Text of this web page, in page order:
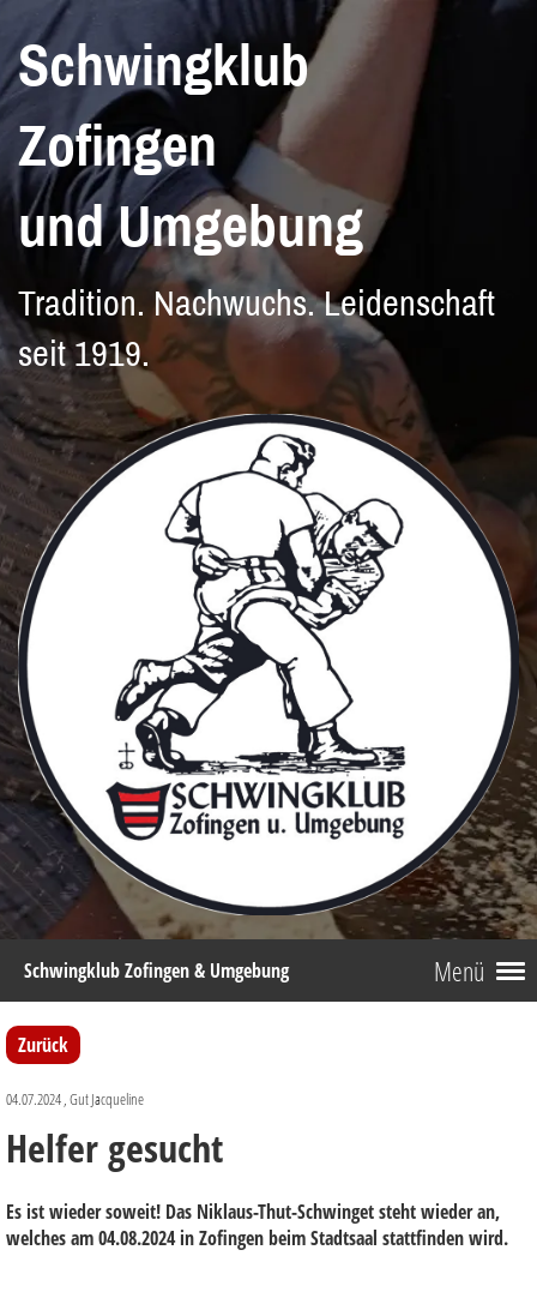
Schwingklub
Zofingen
und Umgebung
Tradition. Nachwuchs. Leidenschaft
seit 1919.
Menü
Schwingklub Zofingen & Umgebung
Zurück
04.07.2024, Gut Jacqueline
Helfer gesucht
Es ist wieder soweit! Das Niklaus-Thut-Schwinget steht wieder an,
welches am 04.08.2024 in Zofingen beim Stadtsaal stattfinden wird.